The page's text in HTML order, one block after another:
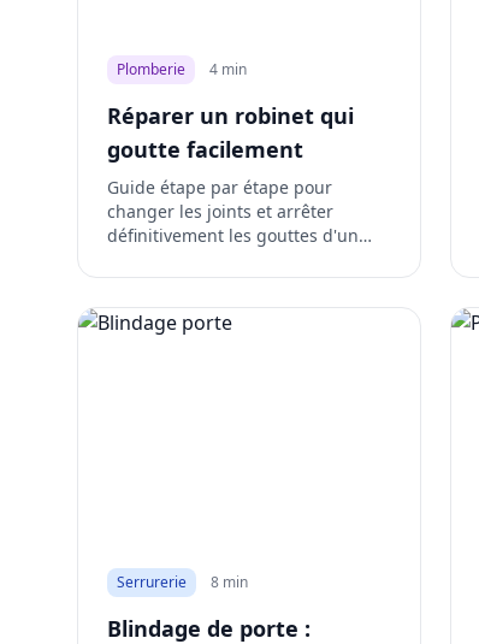
Plomberie 4 min
Réparer un robinet qui
goutte facilement
Guide étape par étape pour
changer les joints et arrêter
définitivement les gouttes d'un
Serrurerie 8 min
Blindage de porte :